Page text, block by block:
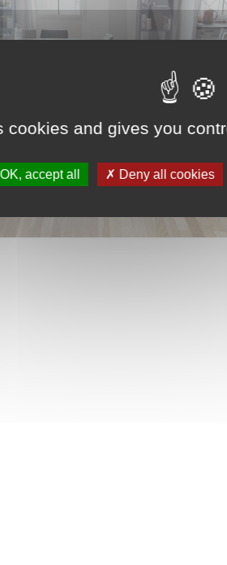
cookies and gives you
OK, accept all Deny all cookies